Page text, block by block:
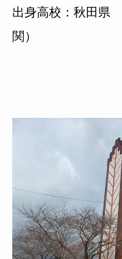
出身高校：秋田県
関）